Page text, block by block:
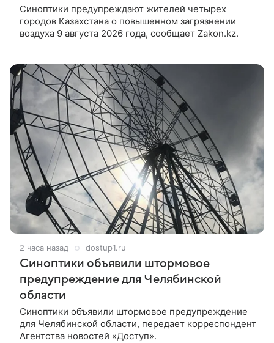
Синоптики предупреждают жителей четырех
городов Казахстана о повышенном загрязнении
воздуха 9 августа 2026 года, сообщает Zakon.kz.
2 часа назад dostup1.ru
Синоптики объявили штормовое
предупреждение для Челябинской
области
Синоптики объявили штормовое предупреждение
для Челябинской области, передает корреспондент
Агентства новостей «Доступ».